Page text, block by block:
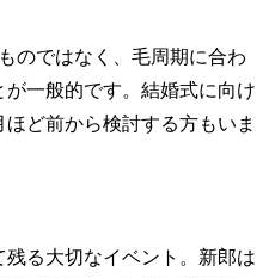
のではなく、毛周期に合わ
一般的です。結婚式に向け
ど前から検討する方もいま
る大切なイベント。新郎は